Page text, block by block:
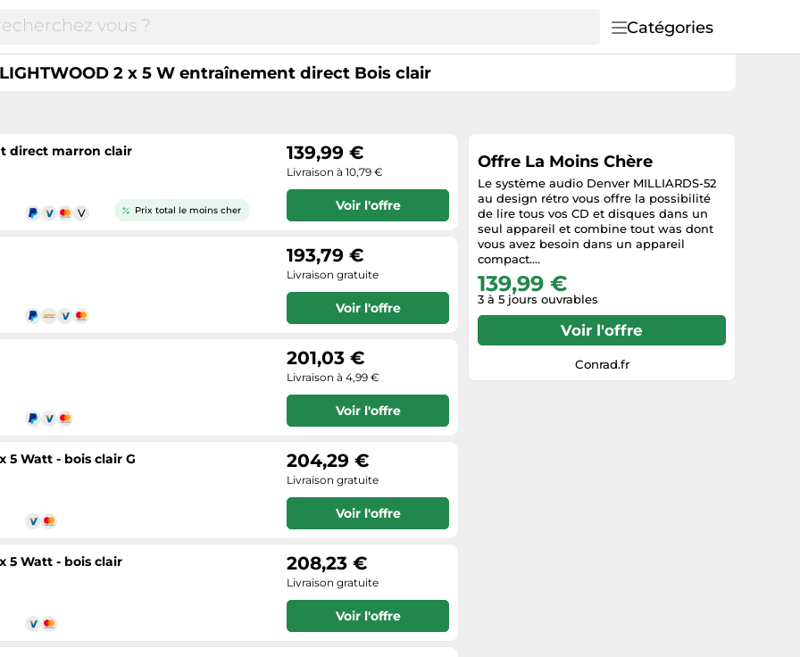
Catégories
2 x 5 W entraînement direct Bois clair
direct marron clair
Prix total le moins cher
139,99 €
Livraison à 10,79 €
Voir l'offre
193,79 €
Livraison gratuite
Voir l'offre
201,03 €
Livraison à 4,99 €
Voir l'offre
5 Watt - bois clair G 204,29 €
Livraison gratuite
Voir l'offre
5 Watt - bois clair 208,23 €
Livraison gratuite
Voir l'offre
Offre La Moins Chère
Le système audio Denver MILLIARDS-52
au design rétro vous offre la possibilité
de lire tous vos CD et disques dans un
seul appareil et combine tout was dont
vous avez besoin dans un appareil
compact....
139,99 €
3 à 5 jours ouvrables
Voir l'offre
Conrad.fr